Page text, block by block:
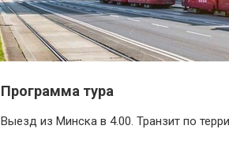
Программа тура
Выезд из Минска в 4.00. Транзит по